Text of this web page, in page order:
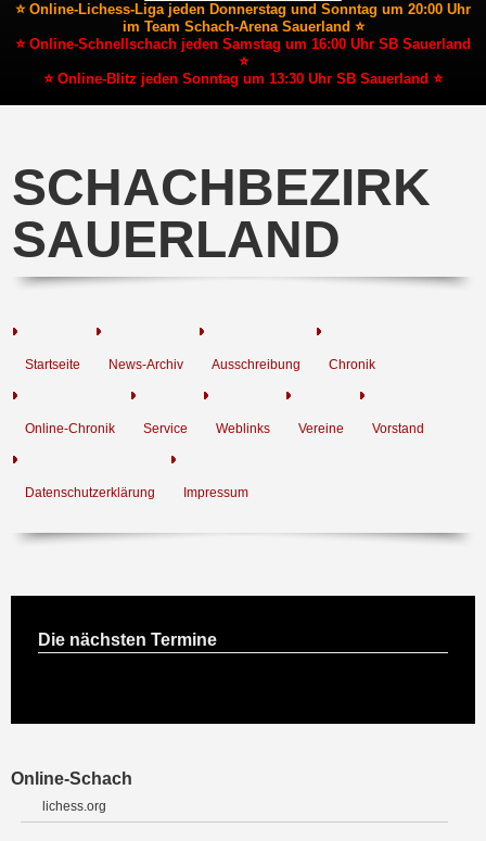
⭐ Online-Lichess-Liga jeden Donnerstag und Sonntag um 20:00 Uhr
im Team Schach-Arena Sauerland ⭐
⭐ Online-Schnellschach jeden Samstag um 16:00 Uhr SB Sauerland
⭐
⭐ Online-Blitz jeden Sonntag um 13:30 Uhr SB Sauerland ⭐
SCHACHBEZIRK
SAUERLAND
Startseite News-Archiv Ausschreibung Chronik
Online-Chronik Service Weblinks Vereine Vorstand
Datenschutzerklärung Impressum
Die nächsten Termine
Online-Schach
lichess.org